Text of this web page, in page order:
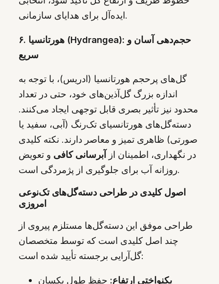
ایده‌آل برای هدایای سازمانی.
۶. هورتانسیا (Hydrangea): حجم‌دهی آسان و
سریع
گل‌های پرحجم هورتانسیا (ادریس)، با توجه به
اندازه بزرگ گل‌آذین‌های خود، حتی در تعداد
محدود نیز تأثیر بصری قابل توجهی ایجاد می‌کنند.
دسته‌گل‌های هورتانسیای تک‌رنگ (آبی، سفید یا
صورتی) ظاهری تمیز و معاصر دارند. نکته کلیدی
در نگهداری، اطمینان از
آبرسانی کافی و تعویض
روزانه آب برای جلوگیری از پژمردگی است.
اصول کلیدی در طراحی دسته‌گل‌های تک‌نوعی
امروزی
طراحی موفق این دسته‌گل‌ها مستلزم پیروی از
چند اصل کلیدی است که توسط متخصصان
گل‌آرایی برجسته تأیید شده است:
یکنواختی ارتفاع: حفظ طول یکسان